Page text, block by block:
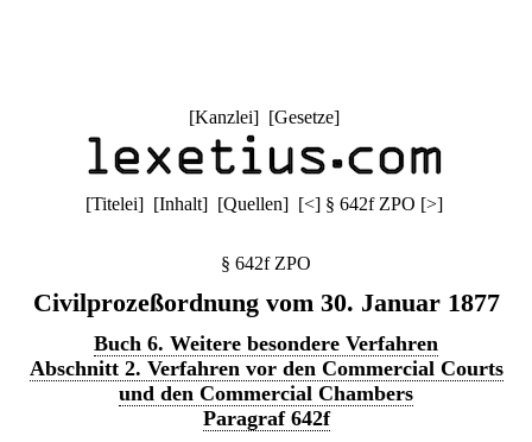
[Kanzlei] [Gesetze]
[Titelei] [Inhalt] [Quellen] [<] § 642f ZPO [>]
§ 642f ZPO
Civilprozeßordnung vom 30. Januar 1877
Buch 6. Weitere besondere Verfahren
Abschnitt 2. Verfahren vor den Commercial Courts
und den Commercial Chambers
Paragraf 642f